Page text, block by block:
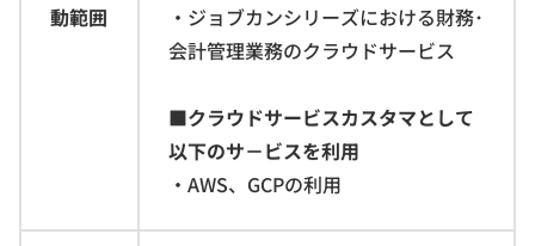
動範囲
・ジョブカンシリーズにおける財務･
会計管理業務のクラウドサービス
■クラウドサービスカスタマとして
以下のサ－ビスを利用
・AWS、GCPの利用